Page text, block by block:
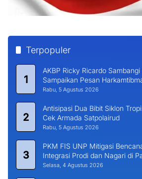
Terpopuler
1
AKBP Ricky Ricardo
Sampaikan Pesan
Rabu, 5 Agustus 2026
2
Antisipasi Dua Bibit Siklon
Cek Armada Satpolairud
Rabu, 5 Agustus 2026
3
PKM FIS UNP Mitigasi
Integrasi Prodi dan Nagari di
Selasa, 4 Agustus 2026